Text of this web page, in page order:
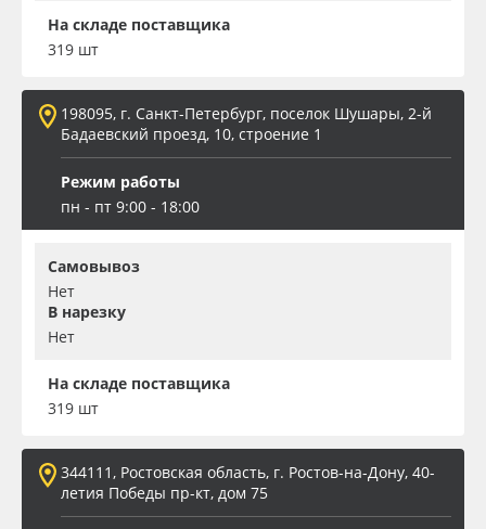
На складе поставщика
319 шт
198095, г. Санкт-Петербург, поселок Шушары, 2-й
Бадаевский проезд, 10, строение 1
Режим работы
пн - пт 9:00 - 18:00
Самовывоз
Нет
В нарезку
Нет
На складе поставщика
319 шт
344111, Ростовская область, г. Ростов-на-Дону, 40-
летия Победы пр-кт, дом 75